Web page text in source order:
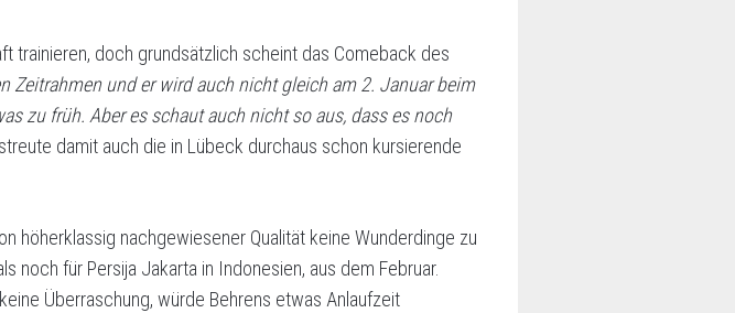
trainieren, doch grundsätzlich scheint das Comeback des
Zeitrahmen und er wird auch nicht gleich am 2. Januar beim
zu früh. Aber es schaut auch nicht so aus, dass es noch
damit auch die in Lübeck durchaus schon kursierende
höherklassig nachgewiesener Qualität keine Wunderdinge zu
noch für Persija Jakarta in Indonesien, aus dem Februar.
Überraschung, würde Behrens etwas Anlaufzeit